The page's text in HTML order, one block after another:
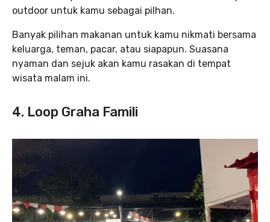
outdoor untuk kamu sebagai pilhan.
Banyak pilihan makanan untuk kamu nikmati bersama
keluarga, teman, pacar, atau siapapun. Suasana
nyaman dan sejuk akan kamu rasakan di tempat
wisata malam ini.
4. Loop Graha Famili